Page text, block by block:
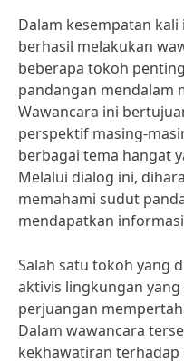
Dalam kesempatan kali
berhasil melakukan
beberapa tokoh
pandangan mendalam
Wawancara ini
perspektif masing-
berbagai tema hangat
Melalui dialog ini,
memahami sudut
mendapatkan
Salah satu tokoh yang
aktivis lingkungan
perjuangan
Dalam wawancara
kekhawatiran